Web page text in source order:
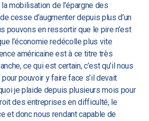
mobilisation de l’épargne des
cesse d’augmenter depuis plus d’un
pouvons en ressortir que le pire n’est
l’économie redécolle plus vite
américaine est à ce titre très
ce qui est certain, c’est qu’il nous
pouvoir y faire face s’il devait
je plaide depuis plusieurs mois pour
des entreprises en difficulté, le
et donc nous rendant capable de